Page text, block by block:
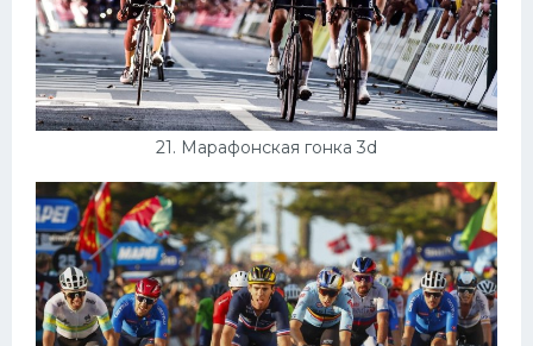
21. Марафонская гонка 3d